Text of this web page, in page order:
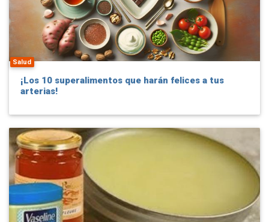
Salud
¡Los 10 superalimentos que harán felices a tus
arterias!